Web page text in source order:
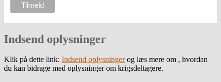
Indsend oplysninger
Klik på dette link: Indsend oplysningerog læs mere om , hvordan
du kan bidrage med oplysninger om krigsdeltagere.